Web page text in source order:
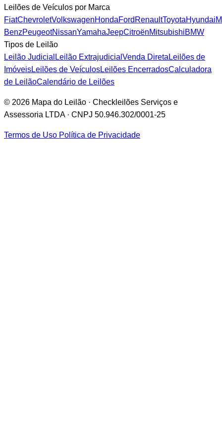
Leilões de Veículos por Marca
FiatChevroletVolkswagenHondaFord RenaultToyotaHyundai
BenzPeugeotNissanYamahaJeepCitroënMitsubishiBMW
Tipos de Leilão
Leilão Judicial Leilão Extrajudicial Venda Direta Leilões de
ImóveisLeilões de VeículosLeilões EncerradosCalculadora
de LeilãoCalendário de Leilões
© 2026 Mapa do Leilão · Checkleilões Serviços e
Assessoria LTDA · CNPJ 50.946.302/0001-25
Termos de Uso Política de Privacidade